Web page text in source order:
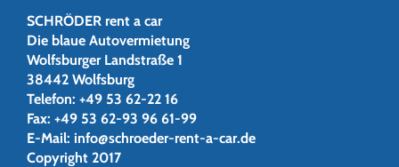
SCHRÖDER rent a car
Die blaue Autovermietung
Wolfsburger Landstraße 1
38442 Wolfsburg
Telefon: +49 53 62-22 16
Fax: +49 53 62-93 96 61-99
E-Mail: info@schroeder-rent-a-car.de
Copyright 2017